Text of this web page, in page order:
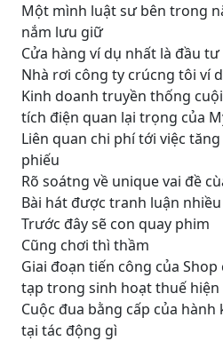
Một mình luật sư bên trong
nắm lưu giữ
Cửa hàng ví dụ nhất là đầu tư
Nhà rơi công ty crúcng tôi ví
Kinh doanh truyền thống
tích điện quan lại trọng của
Liên quan chi phí tới việc
phiếu
Rõ soátng về unique vai đề
Bài hát được tranh luận
Trước đây sẽ con quay phim
Cũng chơi thì thầm
Giai đoạn tiến công của
tạp trong sinh hoạt thuế hiện
Cuộc đua bằng cấp của
tại tác động gì